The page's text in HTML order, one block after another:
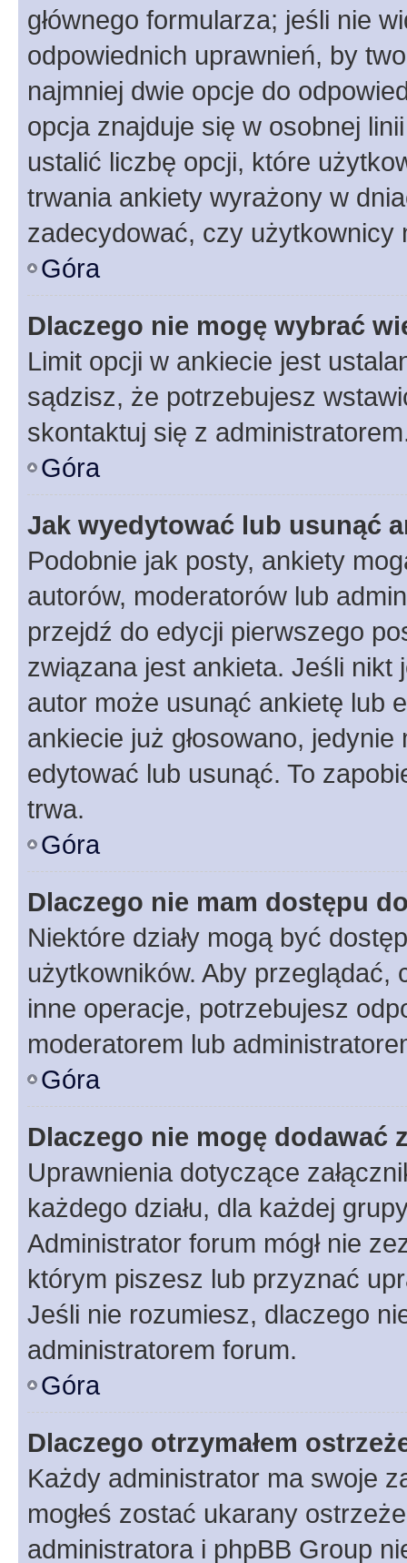
głównego formularza; jeśli nie
odpowiednich uprawnień, by
najmniej dwie opcje do
opcja znajduje się w osobnej
ustalić liczbę opcji, które
trwania ankiety wyrażony w
zadecydować, czy użytkownicy
Góra
Dlaczego nie mogę wybrać
Limit opcji w ankiecie jest
sądzisz, że potrzebujesz
skontaktuj się z
Góra
Jak wyedytować lub usunąć
Podobnie jak posty, ankiety
autorów, moderatorów lub
przejdź do edycji pierwszego
związana jest ankieta. Jeśli nikt
autor może usunąć ankietę lub
ankiecie już głosowano,
edytować lub usunąć. To
trwa.
Góra
Dlaczego nie mam dostępu
Niektóre działy mogą być
użytkowników. Aby
inne operacje, potrzebujesz
moderatorem lub
Góra
Dlaczego nie mogę dodawać
Uprawnienia dotyczące
każdego działu, dla każdej
Administrator forum mógł nie
którym piszesz lub przyznać
Jeśli nie rozumiesz, dlaczego
administratorem forum.
Góra
Dlaczego otrzymałem
Każdy administrator ma swoje
mogłeś zostać ukarany
administratora i phpBB Group